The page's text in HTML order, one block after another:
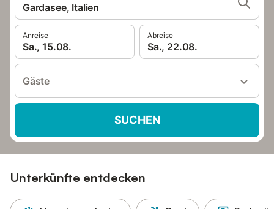
Gardasee, Italien
Anreise
Sa., 15.08.
Abreise
Sa., 22.08.
Gäste
SUCHEN
Unterkünfte entdecken